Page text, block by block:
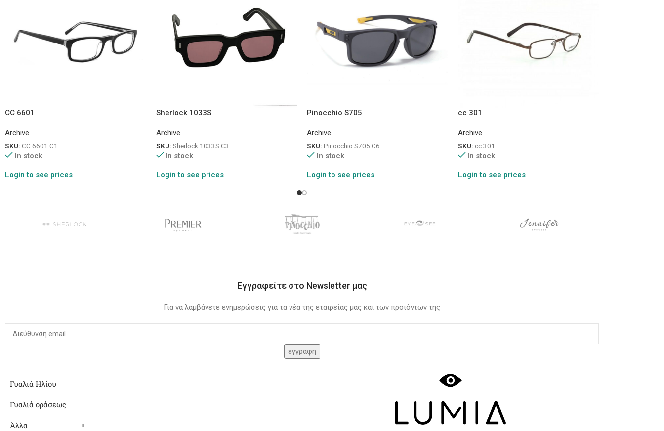
CC 6601
Archive
SKU: CC 6601 C1
In stock
Login to see prices
Sherlock 1033S
Archive
SKU: Sherlock 1033S C3
In stock
Login to see prices
Pinocchio S705
Archive
SKU: Pinocchio S705 C6
In stock
Login to see prices
cc 301
Archive
SKU: cc 301
In stock
Login to see prices
Εγγραφείτε στο Newsletter μας
Για να λαμβάνετε ενημερώσεις για τα νέα της εταιρείας μας και των προιόντων της
Γυαλιά Ηλίου
Γυαλιά οράσεως
Άλλα